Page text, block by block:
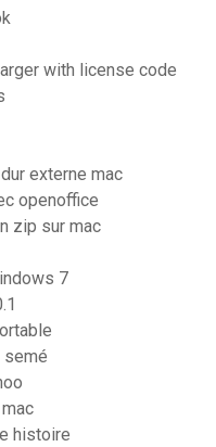
with license code
externe mac
openoffice
zip sur mac
7
semé
histoire